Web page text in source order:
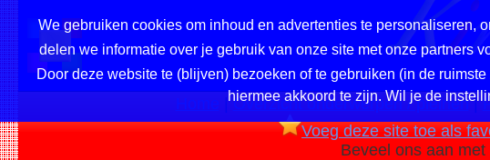
We gebruiken cookies om inhoud en advertenties te personaliseren,
delen we informatie over je gebruik van onze site met onze partners
Door deze website te (blijven) bezoeken of te gebruiken (in de
hiermee akkoord te zijn. Wil je de
|Overzicht onderwerpen / pleinen|
Voeg deze site toe als
Beveel ons aan met